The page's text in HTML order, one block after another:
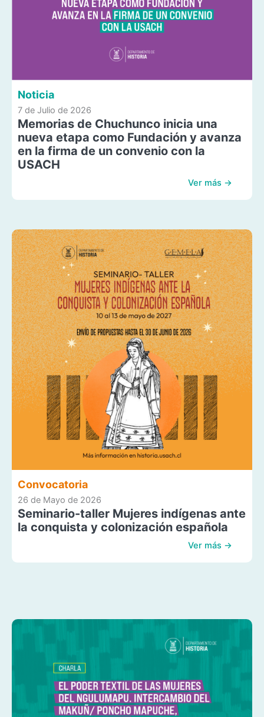
Noticia
7 de Julio de 2026
Memorias de Chuchunco inicia una
nueva etapa como Fundación y avanza
en la firma de un convenio con la
USACH
Ver más →
Convocatoria
26 de Mayo de 2026
Seminario-taller Mujeres indígenas ante
la conquista y colonización española
Ver más →